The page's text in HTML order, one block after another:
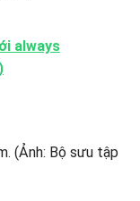
always